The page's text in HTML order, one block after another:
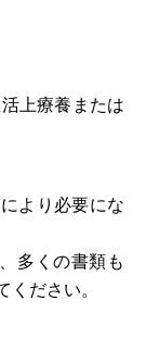
上療養または
より必要にな
多くの書類も
ください。